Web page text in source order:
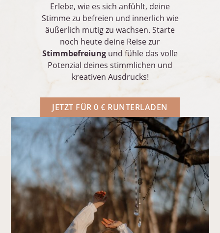
Erlebe, wie es sich anfühlt, deine
Stimme zu befreien und innerlich wie
äußerlich mutig zu wachsen. Starte
noch heute deine Reise zur
Stimmbefreiung und fühle das volle
Potenzial deines stimmlichen und
kreativen Ausdrucks!
JETZT FÜR 0 € RUNTERLADEN